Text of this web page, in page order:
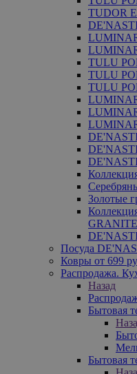
TUDOR
TULU
TULU
TULU
Золотые
GRANITE
Посуда
Ковры от 699
Распродажа.
Назад
Бытовая
Бытовая